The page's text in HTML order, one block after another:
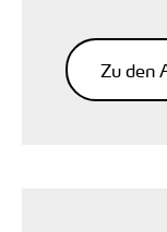
Zu den